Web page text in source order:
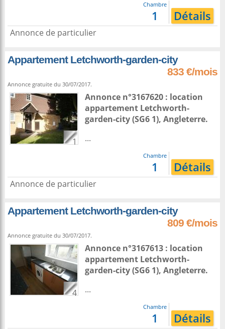
Chambre
1 Détails
Annonce de particulier
Appartement Letchworth-garden-city
833 €/mois
Annonce gratuite du 30/07/2017.
1
Annonce n°3167620 : location
appartement Letchworth-
garden-city(SG6 1), Angleterre.
...
Chambre
1 Détails
Annonce de particulier
Appartement Letchworth-garden-city
809 €/mois
Annonce gratuite du 30/07/2017.
4
Annonce n°3167613 : location
appartement Letchworth-
garden-city(SG6 1), Angleterre.
...
Chambre
1 Détails